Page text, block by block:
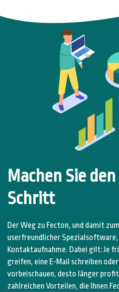
Machen Sie
Schritt
Der Weg zu Fecton, und damit
userfreundlicher
Kontaktaufnahme. Dabei gilt: Je
greifen, eine E-Mail schreiben
vorbeischauen, desto länger
zahlreichen Vorteilen, die Ihnen